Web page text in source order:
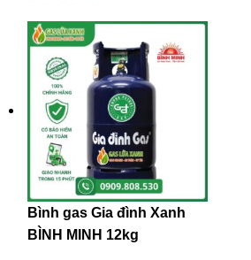
Bình gas Gia đình Xanh
BÌNH MINH 12kg